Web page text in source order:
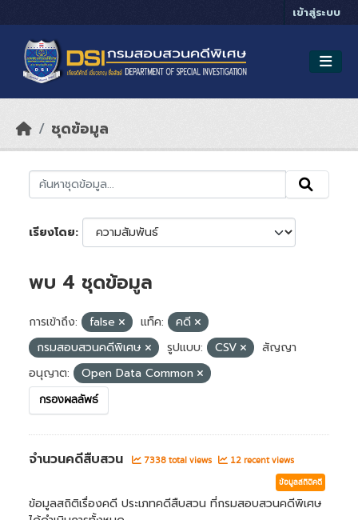
เข้าสู่ระบบ
ชุดข้อมูล
เรียงโดย
พบ 4 ชุดข้อมูล
การเข้าถึง: false แท็ค:
คดี
กรมสอบสวนคดีพิเศษ
รูปแบบ: CSV
สัญญา
อนุญาต:
Open Data Common
กรองผลลัพธ์
จำนวนคดีสืบสวน 7338 total views 12 recent views
ข้อมูลสถิติคดี
ข้อมูลสถิติเรื่องคดี ประเภทคดีสืบสวน ที่กรมสอบสวนคดีพิเศษ